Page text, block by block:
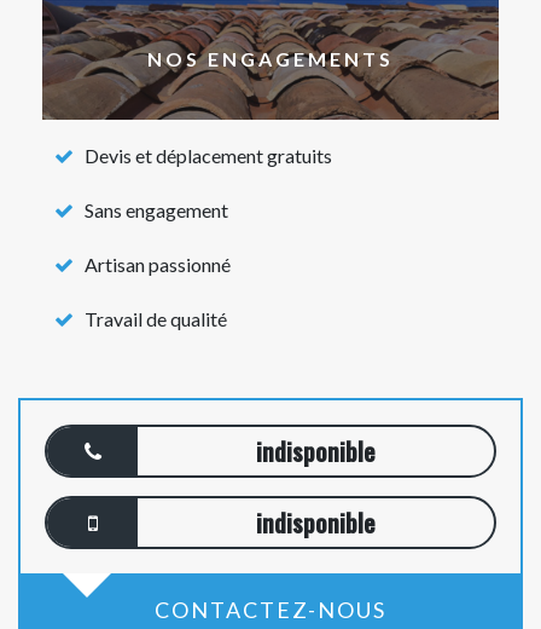
NOS ENGAGEMENTS
Devis et déplacement gratuits
Sans engagement
Artisan passionné
Travail de qualité
indisponible
indisponible
CONTACTEZ-NOUS